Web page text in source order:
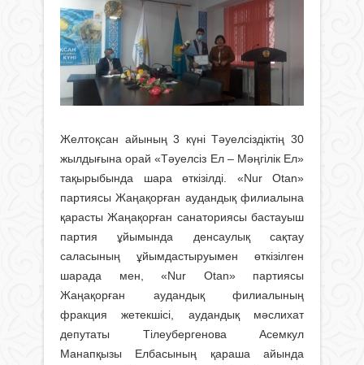
Желтоқсан айының 3 күні Тәуелсіздіктің 30
жылдығына орай «Тәуелсіз Ел – Мәңгілік Ел»
тақырыбында шара өткізілді. «Nur Otan»
партиясы Жаңақорған аудандық филиалына
қарасты Жаңақорған санаториясы бастауыш
партия ұйымында денсаулық сақтау
саласының ұйымдастыруымен өткізілген
шарада мен, «Nur Otan» партиясы
Жаңақорған аудандық филиалының
фракция жетекшісі, аудандық мәслихат
депутаты Тілеубергенова Асемкул
Манапқызы Елбасының қараша айында